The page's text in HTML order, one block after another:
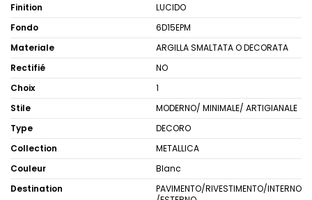
Finition
LUCIDO
Fondo
6D15EPM
Materiale
ARGILLA SMALTATA O DECORATA
Rectifié
NO
Choix
1
Stile
MODERNO/ MINIMALE/ ARTIGIANALE
Type
DECORO
Collection
METALLICA
Couleur
Blanc
Destination
PAVIMENTO/RIVESTIMENTO/INTERNO